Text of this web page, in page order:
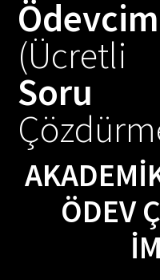
Ödevcim
(Ücretli
Soru
ÖDEV